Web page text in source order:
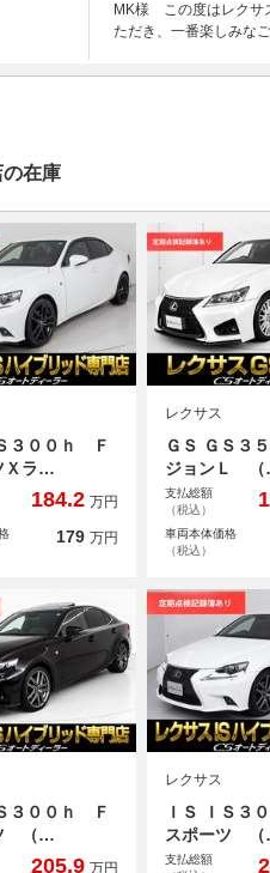
MK様 この度はレクサ
ただき、一番楽しみな
の在庫
３００ｈ Ｆ
Ｘラ…
184.2 万円
179 万円
レクサス
ＧＳ ＧＳ３
ジョンＬ
支払総額
（税込）
車両本体価格
（税込）
３００ｈ Ｆ
（…
205.9 万円
レクサス
ＩＳ ＩＳ３
スポーツ
支払総額